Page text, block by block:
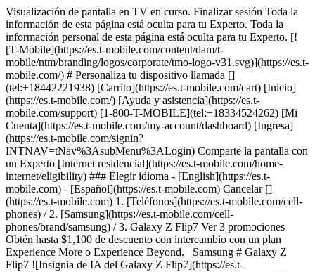
Visualización de pantalla en TV en curso. Finalizar sesión Toda la
información de esta página está oculta para tu Experto. Toda la
información personal de esta página está oculta para tu Experto. [!
[T-Mobile](https://es.t-mobile.com/content/dam/t-
mobile/ntm/branding/logos/corporate/tmo-logo-v31.svg)](https://es.t-
mobile.com/) # ​​​​​​​Personaliza tu dispositivo llamada []
(tel:+18442221938) [Carrito](https://es.t-mobile.com/cart) [Inicio]
(https://es.t-mobile.com/) [Ayuda y asistencia](https://es.t-
mobile.com/support) [1-800-T-MOBILE](tel:+18334524262) [Mi
Cuenta](https://es.t-mobile.com/my-account/dashboard) [Ingresa]
(https://es.t-mobile.com/signin?
INTNAV=tNav%3AsubMenu%3ALogin) Comparte la pantalla con
un Experto [Internet residencial](https://es.t-mobile.com/home-
internet/eligibility) ### Elegir idioma - [English](https://es.t-
mobile.com) - [Español](https://es.t-mobile.com) Cancelar []
(https://es.t-mobile.com) 1. [Teléfonos](https://es.t-mobile.com/cell-
phones) / 2. [Samsung](https://es.t-mobile.com/cell-
phones/brand/samsung) / 3. Galaxy Z Flip7 Ver 3 promociones
Obtén hasta $1,100 de descuento con intercambio con un plan
Experience More o Experience Beyond. Samsung # Galaxy Z
Flip7 ![Insignia de IA del Galaxy Z Flip7](https://es.t-